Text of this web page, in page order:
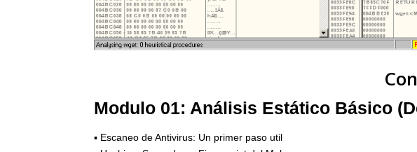
Modulo 01: Análisis Estático Básico
▪ Escaneo de Antivirus: Un primer paso util